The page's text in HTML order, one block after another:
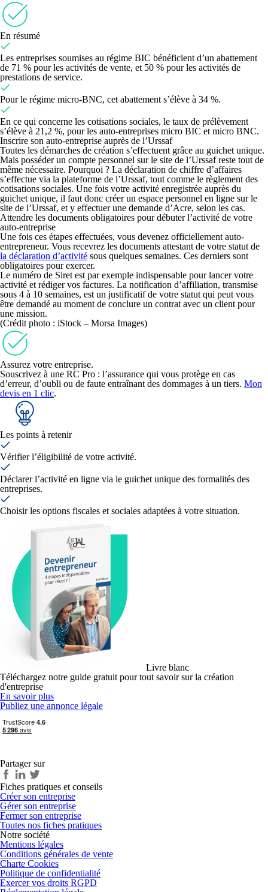
En résumé
Les entreprises soumises au régime BIC bénéficient d’un abattement
de 71 % pour les activités de vente, et 50 % pour les activités de
prestations de service.
Pour le régime micro-BNC, cet abattement s’élève à 34 %.
En ce qui concerne les cotisations sociales, le taux de prélèvement
s’élève à 21,2 %, pour les auto-entreprises micro BIC et micro BNC.
Inscrire son auto-entreprise auprès de l’Urssaf
Toutes les démarches de création s’effectuent grâce au guichet unique.
Mais posséder un compte personnel sur le site de l’Urssaf reste tout de
même nécessaire. Pourquoi ? La déclaration de chiffre d’affaires
s’effectue via la plateforme de l’Urssaf, tout comme le règlement des
cotisations sociales. Une fois votre activité enregistrée auprès du
guichet unique, il faut donc créer un espace personnel en ligne sur le
site de l’Urssaf, et y effectuer une demande d’Acre, selon les cas.
Attendre les documents obligatoires pour débuter l’activité de votre
auto-entreprise
Une fois ces étapes effectuées, vous devenez officiellement auto-
entrepreneur. Vous recevrez les documents attestant de votre statut de
la déclaration d’activité sous quelques semaines. Ces derniers sont
obligatoires pour exercer.
Le numéro de Siret est par exemple indispensable pour lancer votre
activité et rédiger vos factures. La notification d’affiliation, transmise
sous 4 à 10 semaines, est un justificatif de votre statut qui peut vous
être demandé au moment de conclure un contrat avec un client pour
une mission.
(Crédit photo : iStock – Morsa Images)
Assurez votre entreprise.
Souscrivez à une RC Pro : l’assurance qui vous protège en cas
d’erreur, d’oubli ou de faute entraînant des dommages à un tiers. Mon
devis en 1 clic.
Les points à retenir
Vérifier l’éligibilité de votre activité.
Déclarer l’activité en ligne via le guichet unique des formalités des
entreprises.
Choisir les options fiscales et sociales adaptées à votre situation.
Livre blanc
Téléchargez notre guide gratuit pour tout savoir sur la création
d'entreprise
En savoir plus
Publiez une annonce légale
Partager sur
Fiches pratiques et conseils
Créer son entreprise
Gérer son entreprise
Fermer son entreprise
Toutes nos fiches pratiques
Notre société
Mentions légales
Conditions générales de vente
Charte Cookies
Politique de confidentialité
Exercer vos droits RGPD